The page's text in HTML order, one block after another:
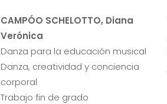
CAMPÓO SCHELOTTO, Diana
Verónica
Danza para la educación musical
Danza, creatividad y conciencia
corporal
Trabajo fin de grado